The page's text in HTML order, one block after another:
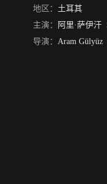
地区： 土耳其
主演： 阿里·萨伊汗
导演： Aram Gülyüz